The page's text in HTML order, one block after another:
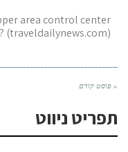
area control center
(traveldailynews.com)
« פוסט קודם
תפריט ניווט